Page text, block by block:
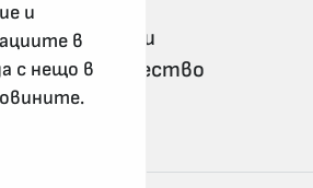
Не!Новини
и общество
и
в
с нещо в